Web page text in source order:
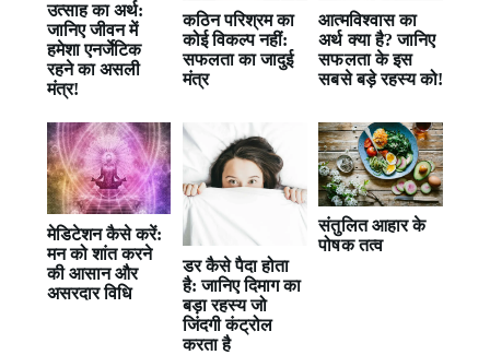
उत्साह का अर्थ:
जानिए जीवन में
हमेशा एनर्जेटिक
रहने का असली
मंत्र!
कठिन परिश्रम का
कोई विकल्प नहीं:
सफलता का जादुई
मंत्र
आत्मविश्वास का
अर्थ क्या है? जानिए
सफलता के इस
सबसे बड़े रहस्य को!
मेडिटेशन कैसे करें:
मन को शांत करने
की आसान और
असरदार विधि
डर कैसे पैदा होता
है: जानिए दिमाग का
बड़ा रहस्य जो
जिंदगी कंट्रोल
करता है
संतुलित आहार के
पोषक तत्व